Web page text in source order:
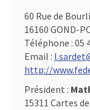
60 Rue de
16160 GOND-
Téléphone : 05
Email :
http://
Président :
15311 Cartes